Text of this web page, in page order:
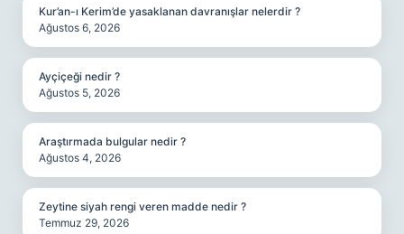
Kur’an-ı Kerim’de yasaklanan davranışlar nelerdir ?
Ağustos 6, 2026
Ayçiçeği nedir ?
Ağustos 5, 2026
Araştırmada bulgular nedir ?
Ağustos 4, 2026
Zeytine siyah rengi veren madde nedir ?
Temmuz 29, 2026